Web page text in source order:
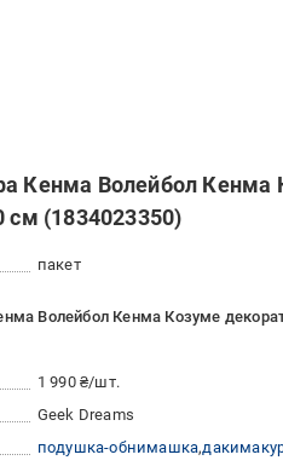
Кенма Волейбол Кенма
см (1834023350)
пакет
Волейбол Кенма Козуме
1 990 ₴/шт.
Geek Dreams
подушка-обнимашка